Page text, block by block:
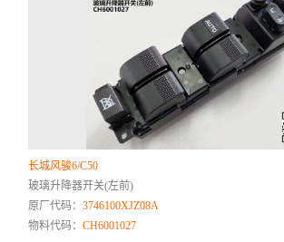
长城风骏6/C50
玻璃升降器开关(左前)
原厂代码：3746100XJZ08A
物料代码：CH6001027